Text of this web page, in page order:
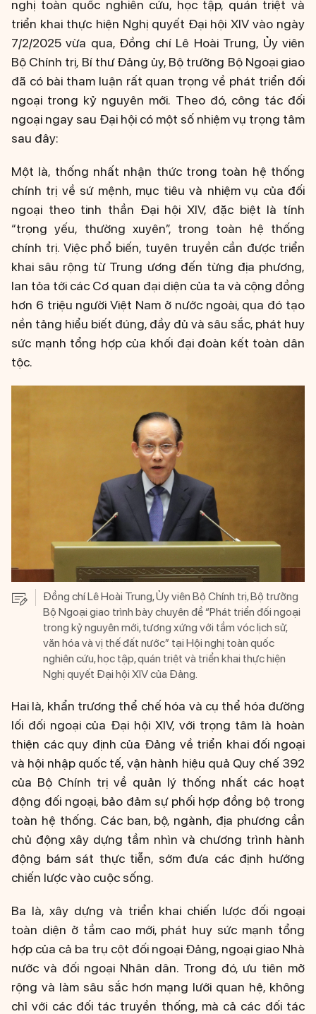
nghị toàn quốc nghiên cứu, học tập, quán triệt và
triển khai thực hiện Nghị quyết Đại hội XIV vào ngày
7/2/2025 vừa qua, Đồng chí Lê Hoài Trung, Ủy viên
Bộ Chính trị, Bí thư Đảng ủy, Bộ trưởng Bộ Ngoại giao
đã có bài tham luận rất quan trọng về phát triển đối
ngoại trong kỷ nguyên mới. Theo đó, công tác đối
ngoại ngay sau Đại hội có một số nhiệm vụ trọng tâm
sau đây:
Một là, thống nhất nhận thức trong toàn hệ thống
chính trị về sứ mệnh, mục tiêu và nhiệm vụ của đối
ngoại theo tinh thần Đại hội XIV, đặc biệt là tính
“trọng yếu, thường xuyên”, trong toàn hệ thống
chính trị. Việc phổ biến, tuyên truyền cần được triển
khai sâu rộng từ Trung ương đến từng địa phương,
lan tỏa tới các Cơ quan đại diện của ta và cộng đồng
hơn 6 triệu người Việt Nam ở nước ngoài, qua đó tạo
nền tảng hiểu biết đúng, đầy đủ và sâu sắc, phát huy
sức mạnh tổng hợp của khối đại đoàn kết toàn dân
tộc.
Đồng chí Lê Hoài Trung, Ủy viên Bộ Chính trị, Bộ trưởng
Bộ Ngoại giao trình bày chuyên đề “Phát triển đối ngoại
trong kỷ nguyên mới, tương xứng với tầm vóc lịch sử,
văn hóa và vị thế đất nước” tại Hội nghị toàn quốc
nghiên cứu, học tập, quán triệt và triển khai thực hiện
Nghị quyết Đại hội XIV của Đảng.
Hai là, khẩn trương thể chế hóa và cụ thể hóa đường
lối đối ngoại của Đại hội XIV, với trọng tâm là hoàn
thiện các quy định của Đảng về triển khai đối ngoại
và hội nhập quốc tế, vận hành hiệu quả Quy chế 392
của Bộ Chính trị về quản lý thống nhất các hoạt
động đối ngoại, bảo đảm sự phối hợp đồng bộ trong
toàn hệ thống. Các ban, bộ, ngành, địa phương cần
chủ động xây dựng tầm nhìn và chương trình hành
động bám sát thực tiễn, sớm đưa các định hướng
chiến lược vào cuộc sống.
Ba là, xây dựng và triển khai chiến lược đối ngoại
toàn diện ở tầm cao mới, phát huy sức mạnh tổng
hợp của cả ba trụ cột đối ngoại Đảng, ngoại giao Nhà
nước và đối ngoại Nhân dân. Trong đó, ưu tiên mở
rộng và làm sâu sắc hơn mạng lưới quan hệ, không
chỉ với các đối tác truyền thống, mà cả các đối tác